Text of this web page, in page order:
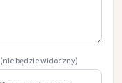
(nie będzie widoczny)